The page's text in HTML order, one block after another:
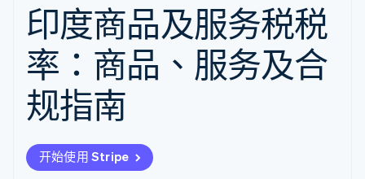
在线支付
Managed
Payments
备案商家解决
方案
Payment links
无代码支付
预构建支付界
面
Elements
经常性收入
Metronome
按用量计费
Subscriptions
订阅管理
Tax
销售税和增值
Global
Payouts
向第三
方打款
按应用场景
智能体商务
加密货币
嵌入式金融
财务自动化
全球化企业
库与 SDK
Stripe Apps
指南
实施预置结账流程
构建平台或交易市场
管理订阅
指南
支持
专业服务
印度商品及服务税税
率：商品、服务及合
规指南
开始使用 Stripe